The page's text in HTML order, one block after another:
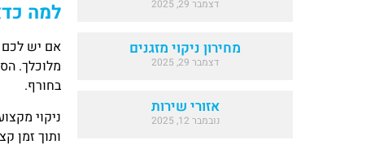
דצמבר 29, 2025
מחירון ניקוי מזגנים
דצמבר 29, 2025
אזורי שירות
נובמבר 12, 2025
למה
אם יש לכם
מלוכלך.
בחורף.
ניקוי
ותוך זמן